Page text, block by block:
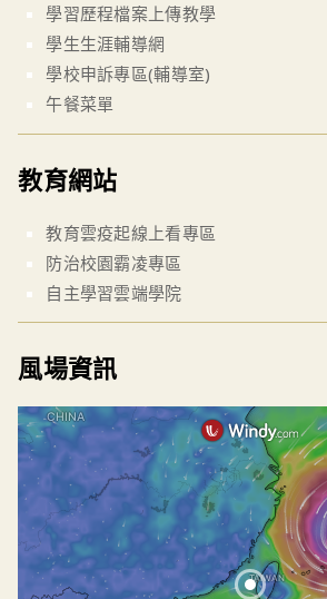
學習歷程檔案上傳教學
學生生涯輔導網
學校申訴專區(輔導室)
午餐菜單
教育網站
教育雲疫起線上看專區
防治校園霸凌專區
自主學習雲端學院
風場資訊